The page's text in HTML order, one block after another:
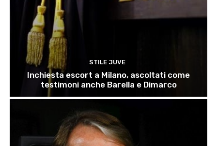
STILE JUVE
Inchiesta escort a Milano, ascoltati come
testimoni anche Barella e Dimarco